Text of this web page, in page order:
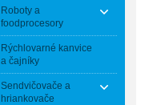
Roboty a
foodprocesory
Rýchlovarné kanvice
a čajníky
Sendvičovače a
hriankovače